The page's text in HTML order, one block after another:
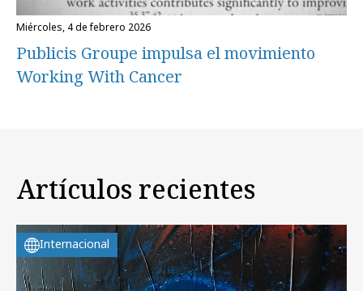
miércoles, 4 de febrero 2026
Publicis Groupe impulsa el movimiento
Working With Cancer
Artículos recientes
Internacional